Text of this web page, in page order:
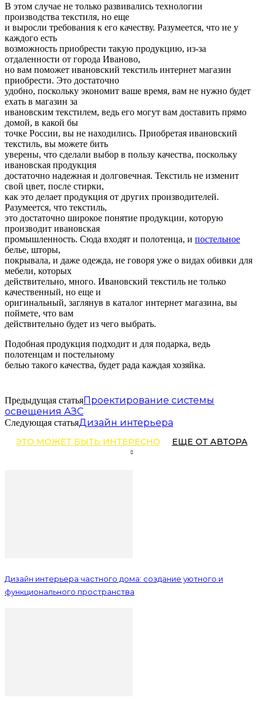
В этом случае не только развивались технологии
производства текстиля, но еще
и выросли требования к его качеству. Разумеется, что не у
каждого есть
возможность приобрести такую продукцию, из-за
отдаленности от города Иваново,
но вам поможет ивановский текстиль интернет магазин
приобрести. Это достаточно
удобно, поскольку экономит ваше время, вам не нужно будет
ехать в магазин за
ивановским текстилем, ведь его могут вам доставить прямо
домой, в какой бы
точке России, вы не находились. Приобретая ивановский
текстиль, вы можете бить
уверены, что сделали выбор в пользу качества, поскольку
ивановская продукция
достаточно надежная и долговечная. Текстиль не изменит
свой цвет, после стирки,
как это делает продукция от других производителей.
Разумеется, что текстиль,
это достаточно широкое понятие продукции, которую
производит ивановская
промышленность. Сюда входят и полотенца, и постельное
белье, шторы,
покрывала, и даже одежда, не говоря уже о видах обивки для
мебели, которых
действительно, много. Ивановский текстиль не только
качественный, но еще и
оригинальный, заглянув в каталог интернет магазина, вы
поймете, что вам
действительно будет из чего выбрать.
Подобная продукция подходит и для подарка, ведь
полотенцам и постельному
белью такого качества, будет рада каждая хозяйка.
Предыдущая статьяПроектирование системы
освещения АЗС
Следующая статьяДизайн интерьера
ЭТО МОЖЕТ БЫТЬ ИНТЕРЕСНО ЕЩЕ ОТ АВТОРА
Дизайн интерьера частного дома: создание уютного и
функционального пространства